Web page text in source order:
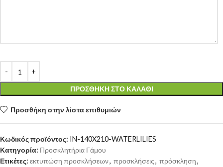
ΠΡΟΣΘΉΚΗ ΣΤΟ ΚΑΛΆΘΙ
Προσθήκη στην λίστα επιθυμιών
Κωδικός προϊόντος: IN-140X210-WATERLILIES
Κατηγορία: Προσκλητήρια Γάμου
Ετικέτες: εκτυπώση προσκλήσεων, προσκλήσεις, πρόσκληση,